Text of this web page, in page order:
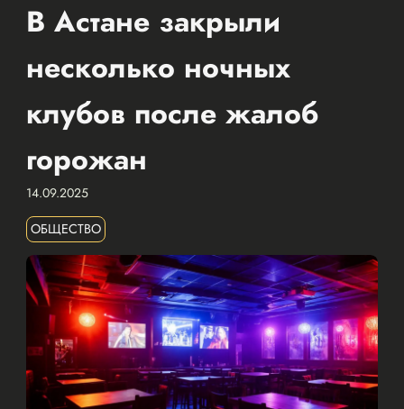
В Астане закрыли
несколько ночных
клубов после жалоб
горожан
14.09.2025
ОБЩЕСТВО